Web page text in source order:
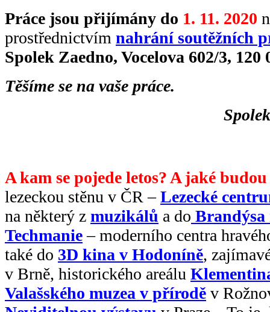
Práce jsou přijímány do 1. 11. 2020
prostřednictvím nahrání soutěžních
Spolek Zaedno, Vocelova 602/3, 120
Těšíme se na vaše práce.
A kam se pojede letos? A jaké
lezeckou stěnu v ČR –Lezecké
na některý z muzikálů a do Brandýsa
Techmanie– moderního centra
také do 3D kina v Hodoníně,
v Brně, historického areálu
Valašského muzea v přírodě v